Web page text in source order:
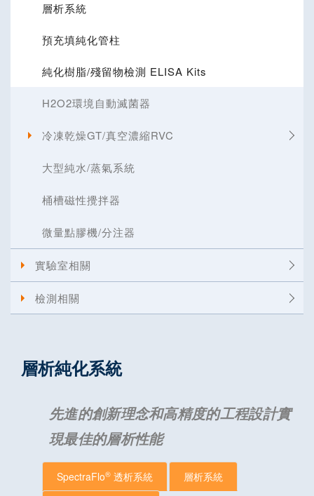
層析系統
預充填純化管柱
純化樹脂/殘留物檢測 ELISA Kits
H2O2環境自動滅菌器
冷凍乾燥GT/真空濃縮RVC
大型純水/蒸氣系統
桶槽磁性攪拌器
微量點膠機/分注器
實驗室相關
檢測相關
層析純化系統
先進的創新理念和高精度的工程設計實
現最佳的層析性能
SpectraFlo® 透析系統 層析系統